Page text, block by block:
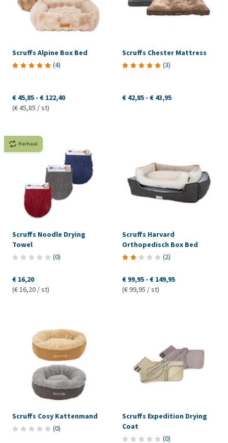
Scruffs Alpine Box Bed
(4)
€ 45,85 - € 122,40
(€ 45,85 / st)
Scruffs Chester Mattress
(3)
€ 42,85 - € 43,95
Herhaal
Scruffs Noodle Drying
Towel
(0)
€ 16,20
(€ 16,20 / st)
Scruffs Harvard
Orthopedisch Box Bed
(2)
€ 99,95 - € 149,95
(€ 99,95 / st)
Scruffs Cosy Kattenmand
(0)
Scruffs Expedition Drying
Coat
(0)